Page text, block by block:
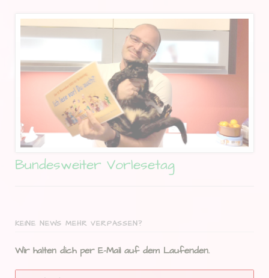
Bundesweiter Vorlesetag
KEINE NEWS MEHR VERPASSEN?
Wir halten dich per E-Mail auf dem Laufenden.